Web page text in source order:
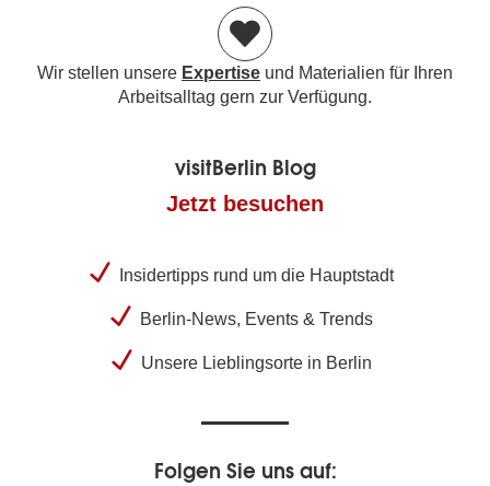
Wir stellen unsere Expertise und Materialien für Ihren
Arbeitsalltag gern zur Verfügung.
visitBerlin Blog
Jetzt besuchen
Insidertipps rund um die Hauptstadt
Berlin-News, Events & Trends
Unsere Lieblingsorte in Berlin
Folgen Sie uns auf: